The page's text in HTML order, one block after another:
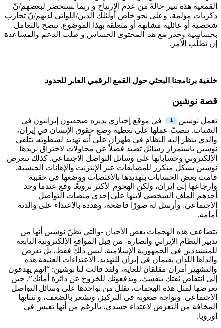
القمعية هذه تثير حالةً من عدم الارتياح و ربما تستحضر لبعضهم/نّ
ذكريات مؤلمة، وعلى نحو خاص أولئلك الذين/اللواتي لديهم/نّ تجارب
شخصية أو عائلية مشابهة أو متعلقة بهذا الموضوع. ننصح بالتعامل
بحساسية وحذر مع هذا المحتوى الحساس و طلب الدعم والمساعدة
إن تطلّب الأمر.
خلفية برنامجنا البحثي حول القمع الرقمي العابر للحدود
قصة نوشين
تعمل نوشين
في موقع إخباري يديره صحفيون إيرانيون في
الشتات. ينصبّ عملها على تغطية وضع حقوق الإنسان في إيران،
والذي ينظر إليه النظام في طهران على أنه تهديد لسطوته. تتلقى
نوشين باستمرار رسائل تصيد فضلاً عن محاولات لاختراق بريدها
الإلكتروني وحساباتها على وسائل التواصل الاجتماعي. كذلك تتعرض
نوشين بشكل متكرر للمضايقات عبر الإنترنت والإهانات الجنسية.
قامت بعض الحسابات بتهديدها بالاغتصاب ووضعها في حقيبة
وإرجاعها إلى إيران، ولكن الهجوم الأكثر ترويعًا وقع عندما وجد
أحدهم الملف الشخصي لابنها على إحدى منصات التواصل
الاجتماعي، وأرسل له صورًا فاضحة، وهدده بالاعتداء على والدته
أمامه.
تتضاعف هذه الهجمات بعض الأحيان -والتي تظنّ نوشين أنها من
تدبير النظام الإيراني وأنصاره- من قِبل المواقع الإلكترونية التابعة
للمتشددين في الجمهورية الإسلامية. ليس ذلك فقط، بل تعرض
والداها اللذان يقيمان في إيران للتهديد. الاعتداءات العنيفة هذه
والتشهير أمران مقلقان للغاية، ولقد قالت لنا نوشين: “إنهم يهدفون
إلى انتقاص ثقتك بنفسك، ويدفعونك للخروج عن دائرة أمانك”. حين
تعرضها لمثل هذه الهجمات، تقلل من تواجدها على وسائل التواصل
الاجتماعي، وتواجه صعوبة في التركيز، وتشعر بالضعف، و تنتابها
المخافة من التعرض لاعتداء جسدي، بالرغم من أنها تعيش في
أوروبا.